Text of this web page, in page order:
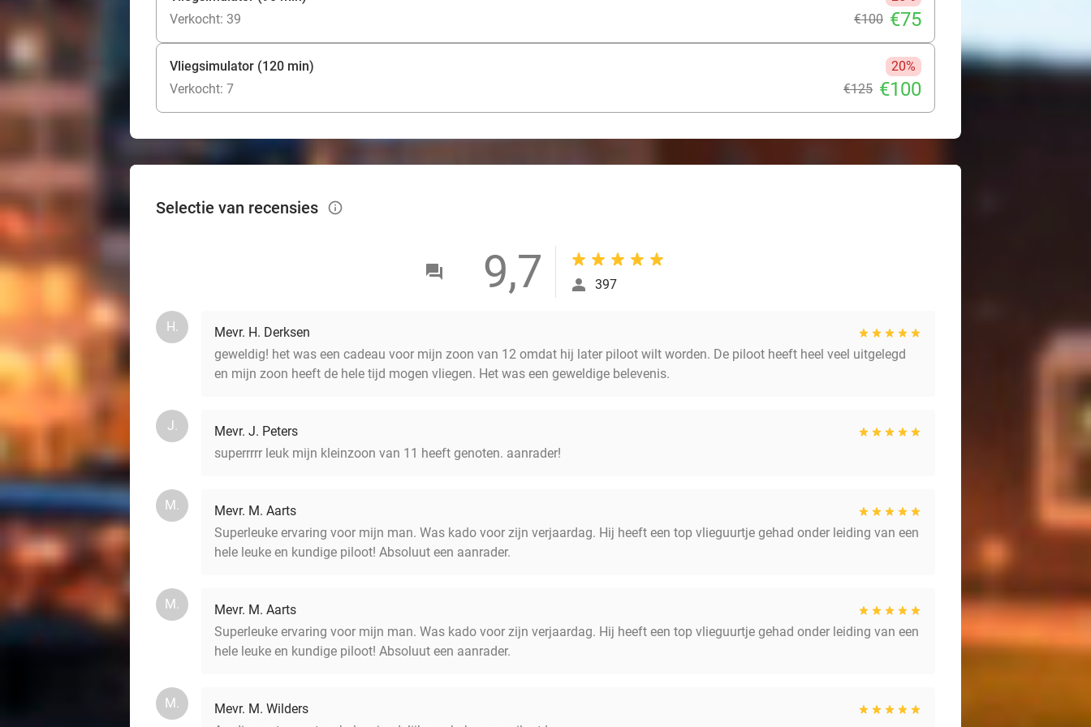
Verkocht: 39
€100 €75
Vliegsimulator (120 min)
20%
Verkocht: 7
€125 €100
Selectie van recensies info_outlined
9,7 397
H.
Mevr. H. Derksen
geweldig! het was een cadeau voor mijn zoon van 12 omdat hij later piloot wilt worden. De piloot heeft heel veel uitgelegd
en mijn zoon heeft de hele tijd mogen vliegen. Het was een geweldige belevenis.
J.
Mevr. J. Peters
superrrrr leuk mijn kleinzoon van 11 heeft genoten. aanrader!
M.
Mevr. M. Aarts
Superleuke ervaring voor mijn man. Was kado voor zijn verjaardag. Hij heeft een top vlieguurtje gehad onder leiding van een
hele leuke en kundige piloot! Absoluut een aanrader.
M.
Mevr. M. Aarts
Superleuke ervaring voor mijn man. Was kado voor zijn verjaardag. Hij heeft een top vlieguurtje gehad onder leiding van een
hele leuke en kundige piloot! Absoluut een aanrader.
M.
Mevr. M. Wilders